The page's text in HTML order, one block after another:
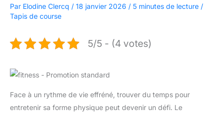
Par Elodine Clercq / 18 janvier 2026 / 5 minutes de lecture /
Tapis de course
5/5 - (4 votes)
Face à un rythme de vie effréné, trouver du temps pour
entretenir sa forme physique peut devenir un défi. Le